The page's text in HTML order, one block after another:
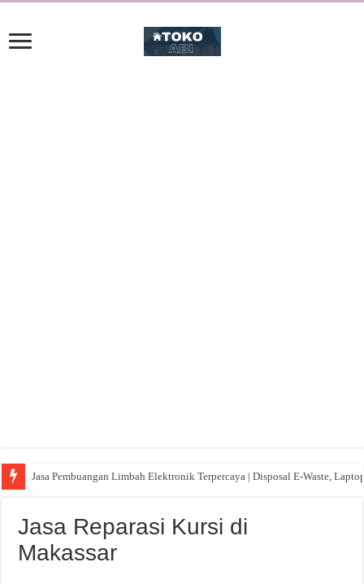
Jasa Pembuangan Limbah Elektronik Terpercaya | Disposal E-Waste,
Jasa Reparasi Kursi di
Makassar